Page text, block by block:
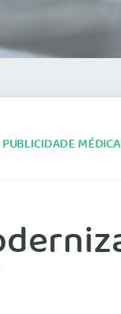
PUBLICIDADE MÉDICA